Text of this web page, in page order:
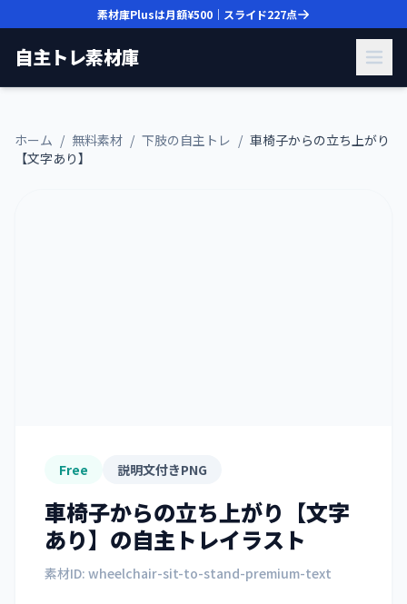
素材庫Plusは月額¥500 ｜スライド227点
自主トレ素材庫
ホーム / 無料素材 / 下肢の自主トレ / 車椅子からの立ち上がり
【文字あり】
Free 説明文付きPNG
車椅子からの立ち上がり【文字
あり】 の自主トレイラスト
素材ID: wheelchair-sit-to-stand-premium-text